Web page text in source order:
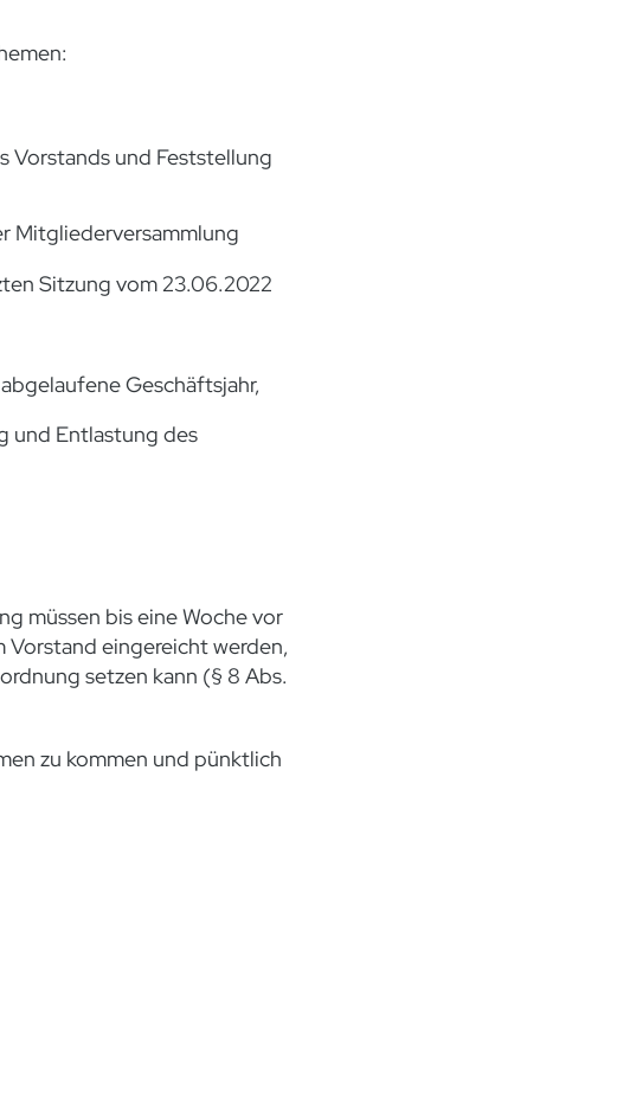
Vorstands und Feststellung
Sitzung vom 23.06.2022
Geschäftsjahr,
Entlastung des
müssen bis eine Woche vor
Vorstand eingereicht werden,
setzen kann (§ 8 Abs.
zu kommen und pünktlich